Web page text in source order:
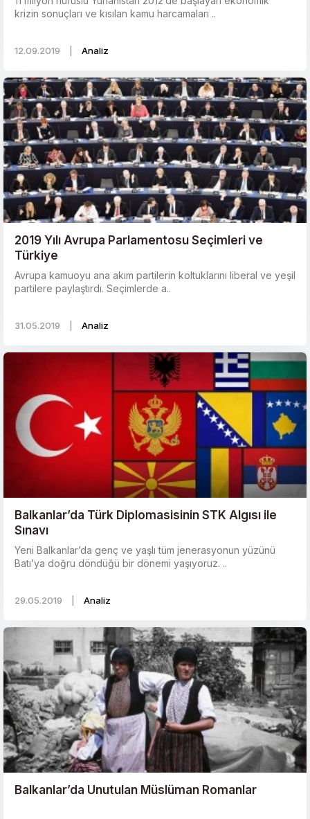
krizin sonuçları ve kısılan kamu harcamaları ..
12.09.2019 Analiz
2019 Yılı Avrupa Parlamentosu Seçimleri ve
Türkiye
Avrupa kamuoyu ana akım partilerin koltuklarını liberal ve yeşil
partilere paylaştırdı. Seçimlerde a..
31.05.2019 Analiz
Balkanlar’da Türk Diplomasisinin STK Algısı ile
Sınavı
Yeni Balkanlar’da genç ve yaşlı tüm jenerasyonun yüzünü
Batı’ya doğru döndüğü bir dönemi yaşıyoruz. ..
29.05.2019 Analiz
Balkanlar’da Unutulan Müslüman Romanlar